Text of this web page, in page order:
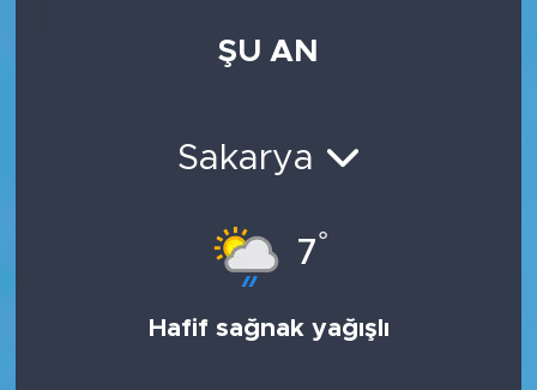
ŞU AN
Sakarya
7°
Hafif sağnak yağışlı